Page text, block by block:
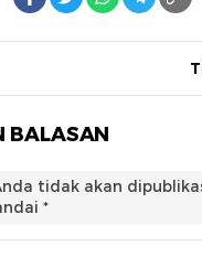
BALASAN
tidak akan
*